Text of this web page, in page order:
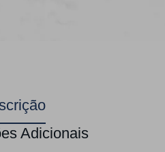
Adicionais